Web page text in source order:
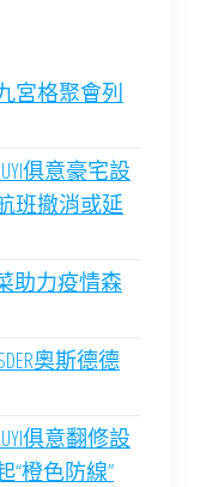
宮格聚會列
俱意豪宅設
班撤消或延
助力疫情森
奧斯德德
俱意翻修設
“橙色防線”